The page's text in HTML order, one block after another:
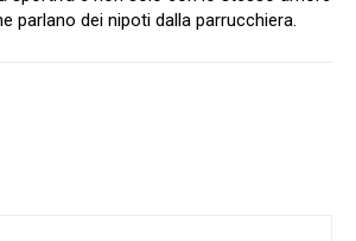
parlano dei nipoti dalla parrucchiera.